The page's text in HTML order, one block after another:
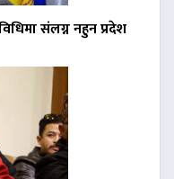
संलग्न नहुन प्रदेश